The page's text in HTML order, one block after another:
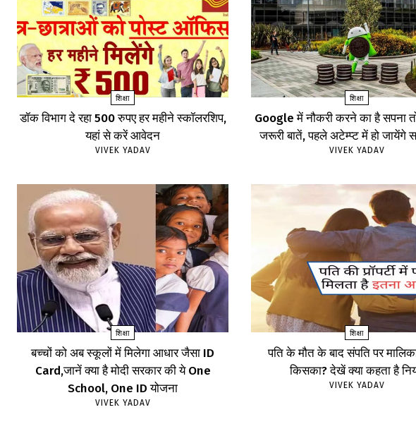
शिक्षा
डॉक विभाग दे रहा 500 रुपए हर महीने स्कॉलरशिप,
यहां से करें आवेदन
VIVEK YADAV
शिक्षा
Google में नौकरी करने का है सपना
जरूरी बातें, पहले अटेम्प्ट में हो
VIVEK YADAV
शिक्षा
बच्चों को अब स्कूलों में मिलेगा आधार जैसा ID
Card,जानें क्या है मोदी सरकार की ये One
School, One ID योजना
VIVEK YADAV
शिक्षा
पति के मौत के बाद संपति पर
किसका? देखें क्या कहता है
VIVEK YADAV